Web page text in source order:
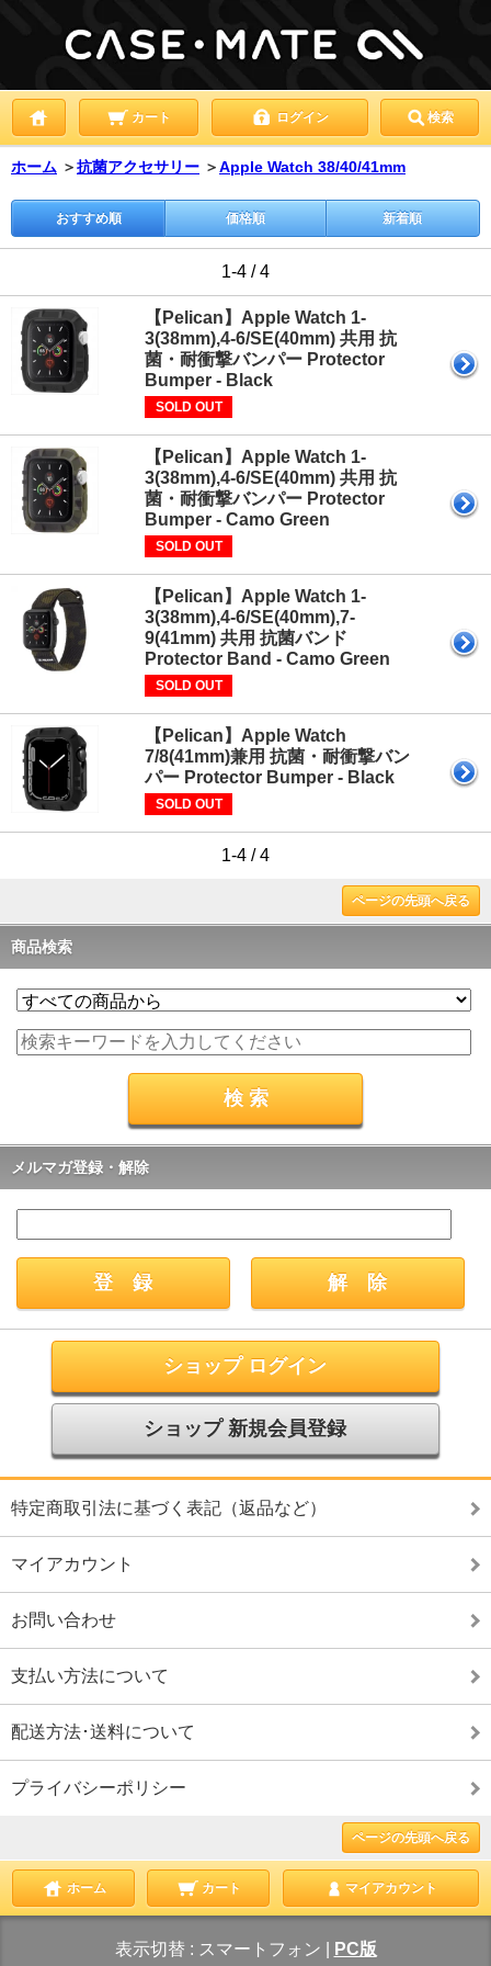
カート ログイン 検索
ホーム ＞抗菌アクセサリー ＞Apple Watch 38/40/41mm
おすすめ順 価格順 新着順
1-4 / 4
【Pelican】Apple Watch 1-
3(38mm),4-6/SE(40mm) 共用 抗
菌・耐衝撃バンパー Protector
Bumper - Black
SOLD OUT
【Pelican】Apple Watch 1-
3(38mm),4-6/SE(40mm) 共用 抗
菌・耐衝撃バンパー Protector
Bumper - Camo Green
SOLD OUT
【Pelican】Apple Watch 1-
3(38mm),4-6/SE(40mm),7-
9(41mm) 共用 抗菌バンド
Protector Band - Camo Green
SOLD OUT
【Pelican】Apple Watch
7/8(41mm)兼用 抗菌・耐衝撃バン
パー Protector Bumper - Black
SOLD OUT
1-4 / 4
ページの先頭へ戻る
商品検索
メルマガ登録・解除
ショップ ログイン
ショップ 新規会員登録
特定商取引法に基づく表記（返品など）
マイアカウント
お問い合わせ
支払い方法について
配送方法･送料について
プライバシーポリシー
ページの先頭へ戻る
ホーム カート マイアカウント
表示切替 : スマートフォン PC版